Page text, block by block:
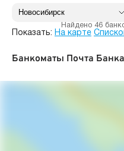
Найдено 46
Показать: На карте
Банкоматы Почта